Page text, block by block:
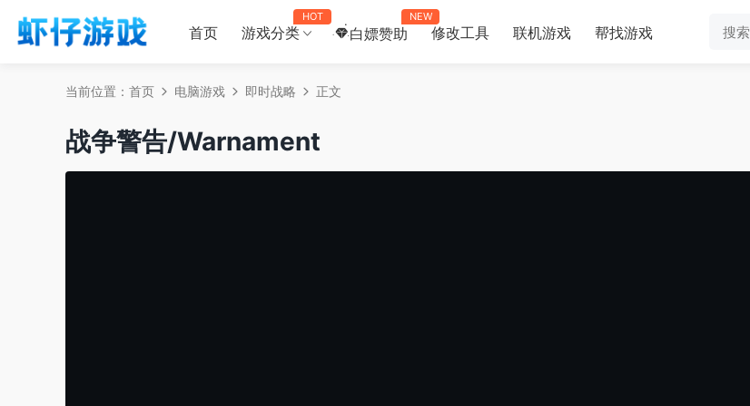
首页 游戏分类
HOT
白嫖赞助
NEW
修改工具 联机游戏 帮找游戏
当前位置： 首页 电脑游戏 即时战略 正文
战争警告/Warnament